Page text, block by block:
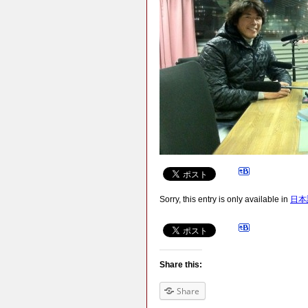
Sorry, this entry is only available in 日
Share this:
Share